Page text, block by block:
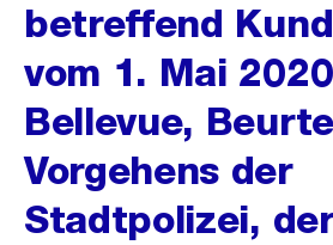
betreffend
vom 1. Mai
Bellevue,
Vorgehens der
Stadtpolizei,